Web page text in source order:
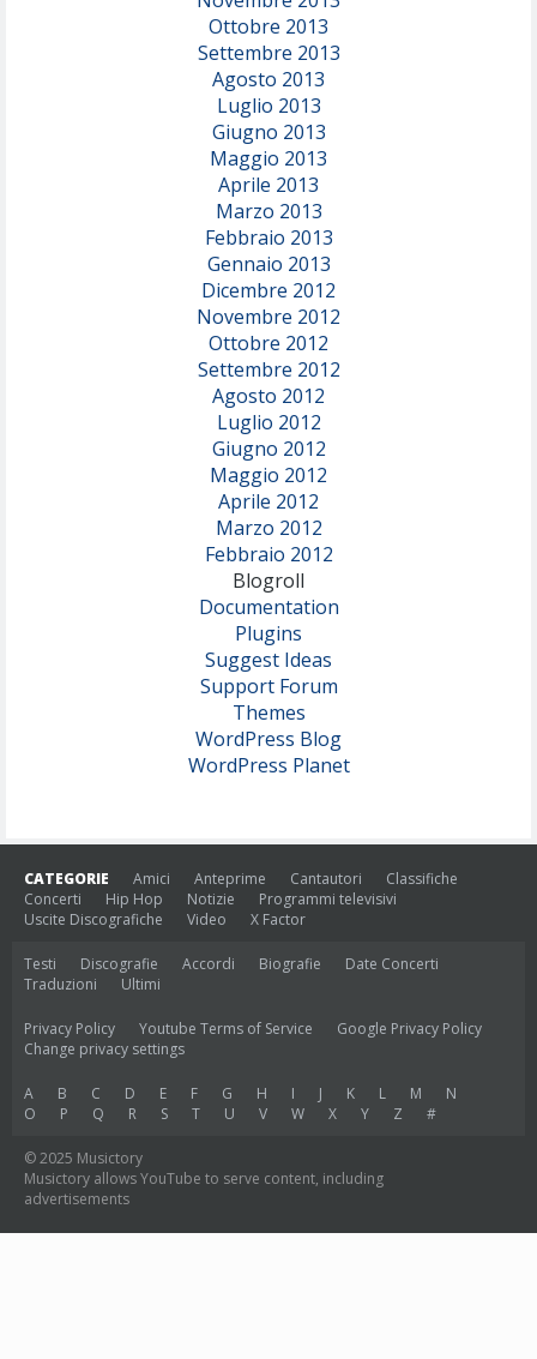
Ottobre 2013
Settembre 2013
Agosto 2013
Luglio 2013
Giugno 2013
Maggio 2013
Aprile 2013
Marzo 2013
Febbraio 2013
Gennaio 2013
Dicembre 2012
Novembre 2012
Ottobre 2012
Settembre 2012
Agosto 2012
Luglio 2012
Giugno 2012
Maggio 2012
Aprile 2012
Marzo 2012
Febbraio 2012
Blogroll
Documentation
Plugins
Suggest Ideas
Support Forum
Themes
WordPress Blog
WordPress Planet
CATEGORIE Amici Anteprime Cantautori
Classifiche
Concerti
Hip Hop Notizie
Programmi televisivi
Uscite Discografiche
Video X Factor
Testi Discografie Accordi Biografie
Date Concerti
Traduzioni
Ultimi
Privacy Policy Youtube Terms of Service
Google Privacy Policy
Change privacy settings
A B C D E F G H I J K L M
N
O
P Q R S T U V W X Y Z #
© 2025 Musictory
Musictory allows YouTube to serve content, including
advertisements